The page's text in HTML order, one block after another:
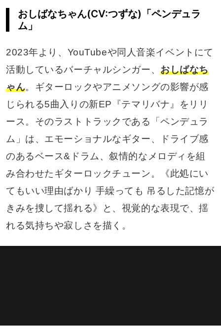
おしばなちゃん(CV:つずな)「ペンデュラ
ム」
2023年より、YouTubeや同人音楽イベントにて
活動しているバーチャルシンガー、おしばなち
ゃん。ギターロックやアニメソングの影響が感
じられる5曲入りの新EP『テマリバナ』をリリ
ース。そのラストトラックである「ペンデュラ
ム」は、エモーショナルなギター、ドライブ感
のあるベース&ドラム、叙情的なメロディを組
み合わせたギターロックチューン。《此処にい
てもいい理由ばかり 手繰っても 吊るした記憶が
きみを捜して揺れる》と、視覚的な表現で、揺
れる気持ちや寂しさを描く。